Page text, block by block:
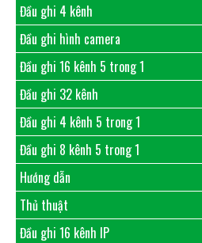
Đầu ghi 4 kênh
Đầu ghi hình camera
Đầu ghi 16 kênh 5 trong 1
Đầu ghi 32 kênh
Đầu ghi 4 kênh 5 trong 1
Đầu ghi 8 kênh 5 trong 1
Hướng dẫn
Thủ thuật
Đầu ghi 16 kênh IP